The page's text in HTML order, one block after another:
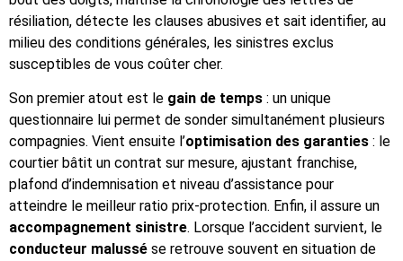
résiliation, détecte les clauses abusives et sait identifier, au
milieu des conditions générales, les sinistres exclus
susceptibles de vous coûter cher.
Son premier atout est le gain de temps : un unique
questionnaire lui permet de sonder simultanément plusieurs
compagnies. Vient ensuite l’optimisation des garanties : le
courtier bâtit un contrat sur mesure, ajustant franchise,
plafond d’indemnisation et niveau d’assistance pour
atteindre le meilleur ratio prix-protection. Enfin, il assure un
accompagnement sinistre. Lorsque l’accident survient, le
conducteur malussé se retrouve souvent en situation de